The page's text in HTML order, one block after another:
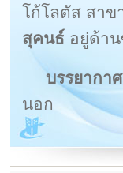
โก้โลตัส สาข
สุคนธ์ อยู่ด้า
บรรยากาศ
นอก